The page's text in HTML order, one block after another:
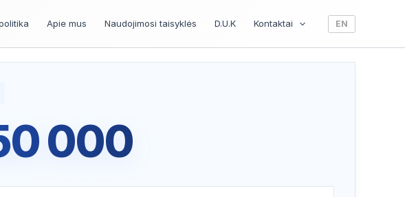
Apie mus Naudojimosi taisyklės D.U.K Kontaktai EN
000